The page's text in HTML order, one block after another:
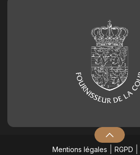
Mentions légales RGPD